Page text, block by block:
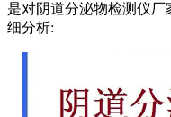
是对阴道分泌物检测仪
细分析: